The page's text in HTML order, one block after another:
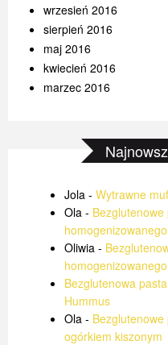
wrzesień 2016
sierpień 2016
maj 2016
kwiecień 2016
marzec 2016
Jola - Wytrawne
Ola -
homogenizowanego
Oliwia -
homogenizowanego
Bezglutenowa
Hummus
Ola -
ogórkiem kiszonym